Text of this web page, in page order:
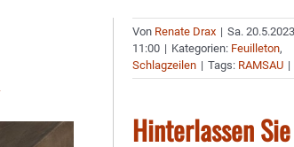
Von Renate Drax | Sa.
11:00 | Kategorien: Feuilleton,
Schlagzeilen | Tags: RAMSAU |
Hinterlassen